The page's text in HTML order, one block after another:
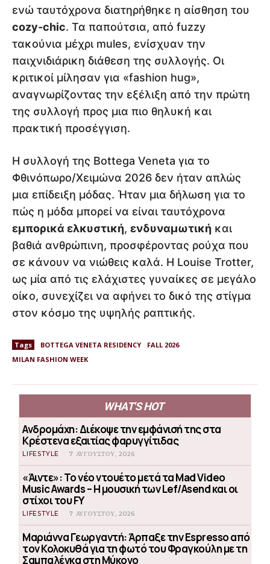
ενώ ταυτόχρονα διατηρήθηκε η αίσθηση του
cozy-chic. Τα παπούτσια, από fuzzy
τακούνια μέχρι mules, ενίσχυαν την
παιχνιδιάρικη διάθεση της συλλογής. Οι
κριτικοί μίλησαν για «fashion hug»,
αναγνωρίζοντας την εξέλιξη από την πρώτη
της συλλογή προς μια πιο θηλυκή και
πρακτική προσέγγιση.
Η συλλογή της Bottega Veneta για το
Φθινόπωρο/Χειμώνα 2026 δεν ήταν απλώς
μια επίδειξη μόδας. Ήταν μια δήλωση για το
πώς η μόδα μπορεί να είναι ταυτόχρονα
εμπορικά ελκυστική, ενδυναμωτική και
βαθιά ανθρώπινη, προσφέροντας ρούχα που
σε κάνουν να νιώθεις καλά. Η Louise Trotter,
ως μία από τις ελάχιστες γυναίκες σε μεγάλο
οίκο, συνεχίζει να αφήνει το δικό της στίγμα
στον κόσμο της υψηλής ραπτικής.
Tags BOTTEGA VENETA RESIDENCY
FALL 2026
MILAN FASHION WEEK
WHAT'S HOT
Ανδρομάχη: Διέκοψε την εμφάνισή της στα
Κρέστενα εξαιτίας φαρυγγίτιδας
LIFESTYLE 7 ΑΥΓΟΎΣΤΟΥ, 2026
«Άιντε»: Το νέο ντουέτο μετά τα Mad Video
Music Awards – Η μουσική των Lef/Asend και οι
στίχοι του FY
LIFESTYLE 7 ΑΥΓΟΎΣΤΟΥ, 2026
Μαριάννα Γεωργαντή: Άρπαξε την Espresso από
τον Κολοκυθά για τη φωτό του Φραγκούλη με τη
Σαμπαλένκα στη Μύκονο